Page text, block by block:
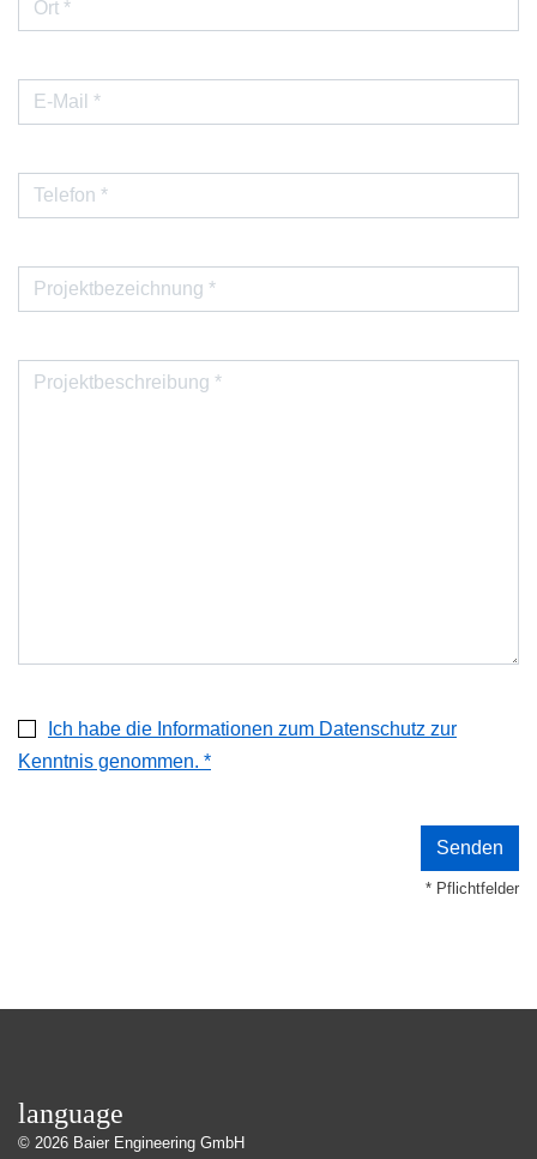
Ich habe die Informationen zum Datenschutz zur
Kenntnis genommen. *
* Pflichtfelder
language
© 2026 Baier Engineering GmbH